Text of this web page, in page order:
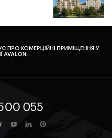
ПРО КОМЕРЦІЙНІ ПРИМІЩЕННЯ У
055